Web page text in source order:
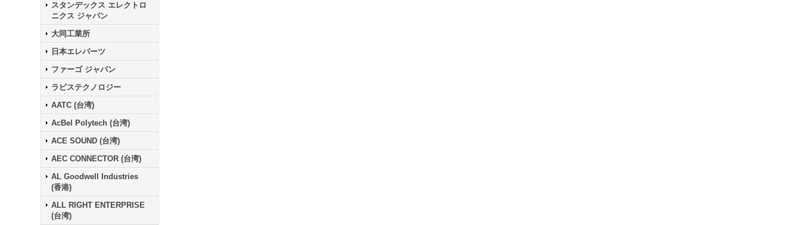
スタンデックス エレクトロ
ニクス ジャパン
大同工業所
日本エレパーツ
ファーゴ ジャパン
ラピステクノロジー
AATC (台湾)
AcBel Polytech (台湾)
ACE SOUND (台湾)
AEC CONNECTOR (台湾)
AL Goodwell Industries
(香港)
ALL RIGHT ENTERPRISE
(台湾)